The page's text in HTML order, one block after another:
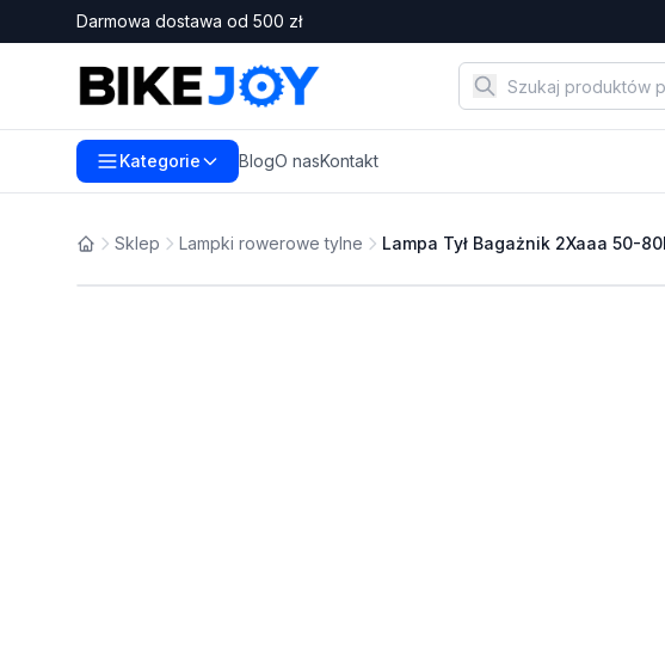
Darmowa dostawa od 500 zł
Kategorie BlogO nasKontakt
Sklep Lampki rowerowe tylne Lampa Tył Bagażnik 2Xaaa 50-